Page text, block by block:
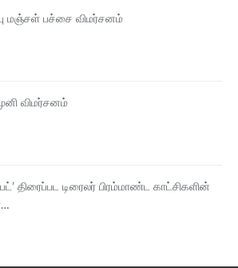
மஞ்சள் பச்சை விமர்சனம்
விமர்சனம்
திரைப்பட டிரைலர் பிரம்மாண்ட காட்சிகளின்